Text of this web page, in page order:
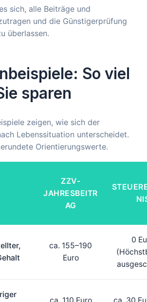
sich, alle Beiträge und
und die Günstigerprüfung
überlassen.
So viel
sparen
zeigen, wie sich der
Lebenssituation unterscheidet.
Orientierungswerte.
ZZV-
JAHRESBEITR
AG
ca. 155–190
Euro
0